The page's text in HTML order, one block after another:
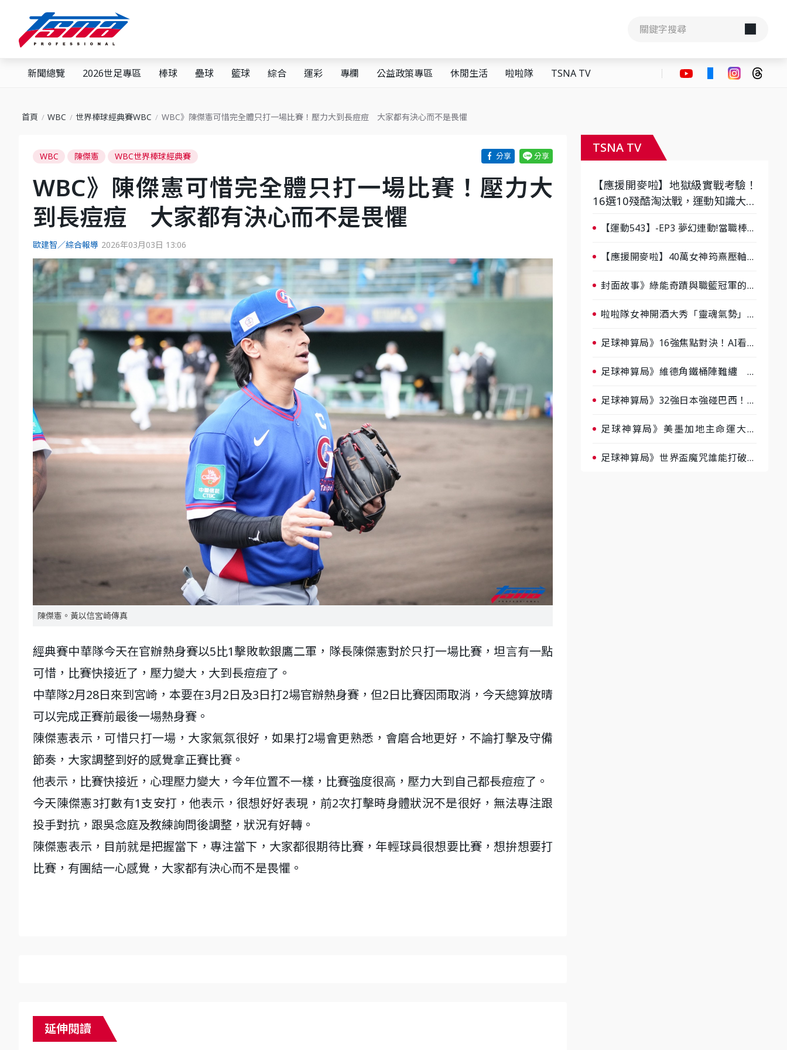
新聞總覽 2026世足專區 棒球 壘球 籃球 綜合 運彩 專欄 公益政策專區 休閒生活 啦啦隊 TSNA TV
首頁 WBC 世界棒球經典賽WBC WBC》陳傑憲可惜完全體只打一場比賽！壓力大到長痘痘 大家都有決心而不是畏懼
WBC 陳傑憲 WBC世界棒球經典賽
WBC》陳傑憲可惜完全體只打一場比賽！壓力大
到長痘痘 大家都有決心而不是畏懼
歐建智／綜合報導 2026年03月03日 13:06
陳傑憲。黃以信宮崎傳真
經典賽中華隊今天在官辦熱身賽以5比1擊敗軟銀鷹二軍，隊長陳傑憲對於只打一場比賽，坦言有一點
可惜，比賽快接近了，壓力變大，大到長痘痘了。
中華隊2月28日來到宮崎，本要在3月2日及3日打2場官辦熱身賽，但2日比賽因雨取消，今天總算放晴
可以完成正賽前最後一場熱身賽。
陳傑憲表示，可惜只打一場，大家氣氛很好，如果打2場會更熟悉，會磨合地更好，不論打擊及守備
節奏，大家調整到好的感覺拿正賽比賽。
他表示，比賽快接近，心理壓力變大，今年位置不一樣，比賽強度很高，壓力大到自己都長痘痘了。
今天陳傑憲3打數有1支安打，他表示，很想好好表現，前2次打擊時身體狀況不是很好，無法專注跟
投手對抗，跟吳念庭及教練詢問後調整，狀況有好轉。
陳傑憲表示，目前就是把握當下，專注當下，大家都很期待比賽，年輕球員很想要比賽，想拚想要打
比賽，有團結一心感覺，大家都有決心而不是畏懼。
延伸閱讀
TSNA TV
【應援開麥啦】地獄級實戰考驗！
16選10殘酷淘汰戰，運動知識大會
【運動543】-EP3 夢幻連動!當職棒傳
【應援開麥啦】40萬女神筠熹壓軸！
比一個會-ep2
封面故事》綠能奇蹟與職籃冠軍的背
事》大談「心酸創業學」
啦啦隊女神開酒大秀「靈魂氣勢」！
大過招
足球神算局》16強焦點對決！AI看好
足球神算局》維德角鐵桶陣難纏 阿
足球神算局》32強日本強碰巴西！AI
爆冷
足球神算局》美墨加地主命運大解
足球神算局》世界盃魔咒誰能打破？